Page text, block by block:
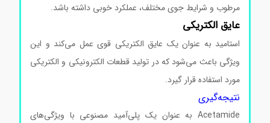
مرطوب و شرایط جوی مختلف، عملکرد خوبی داشته باشد.
عایق الکتریکی
استامید به عنوان یک عایق الکتریکی قوی عمل می‌کند و این
ویژگی باعث می‌شود که در تولید قطعات الکترونیکی و الکتریکی
مورد استفاده قرار گیرد.
نتیجه‌گیری
Acetamide به عنوان یک پلی‌آمید مصنوعی با ویژگی‌های